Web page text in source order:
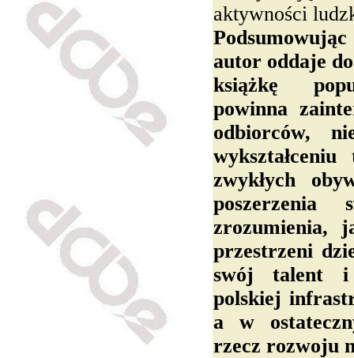
aktywności
autor oddaje
książkę
powinna
odbiorców,
zwykłych
poszerzenia
zrozumienia,
przestrzeni
swój talent
polskiej
a w
rzecz rozwoju